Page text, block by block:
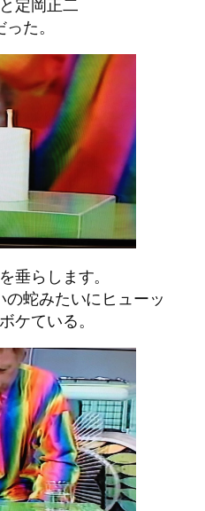
た。
垂らします。
蛇みたいにヒューッ
ケている。